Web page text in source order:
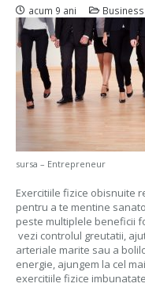
acum 9 ani
sursa – Entrepreneur
Exercitiile fizice obisnuite
pentru a te mentine
peste multiplele beneficii
vezi controlul greutatii,
arteriale marite sau a
energie, ajungem la cel
exercitiile fizice